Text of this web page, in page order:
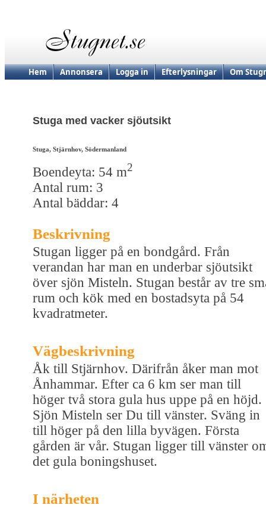
Hem Annonsera Logga in Efterlysningar Om
Stuga med vacker sjöutsikt
Stuga, Stjärnhov, Södermanland
Boendeyta: 54 m2
Antal rum: 3
Antal bäddar: 4
Beskrivning
Stugan ligger på en bondgård. Från
verandan har man en underbar sjöutsikt
över sjön Misteln. Stugan består av tre
rum och kök med en bostadsyta på 54
kvadratmeter.
Vägbeskrivning
Åk till Stjärnhov. Därifrån åker man mot
Ånhammar. Efter ca 6 km ser man till
höger två stora gula hus uppe på en höjd.
Sjön Misteln ser Du till vänster. Sväng in
till höger på den lilla byvägen. Första
gården är vår. Stugan ligger till vänster
det gula boningshuset.
I närheten